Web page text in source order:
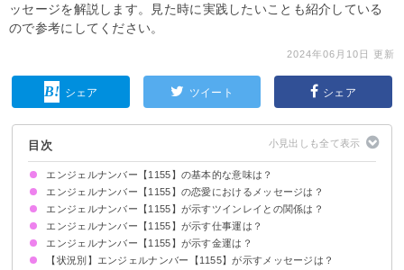
ッセージを解説します。見た時に実践したいことも紹介している
ので参考にしてください。
2024年06月10日 更新
シェア ツイート シェア
目次
エンジェルナンバー【1155】の基本的な意味は？
人生が好転します
エンジェルナンバー【1155】の恋愛におけるメッセージは？
片思いしている時
復縁したい時
恋人との関係について
結婚を考えている場合
別れ・離婚したい時
エンジェルナンバー【1155】が示すツインレイとの関係は？
2人の関係は順調に進みます
サイレント期間の場合
エンジェルナンバー【1155】が示す仕事運は？
エンジェルナンバー【1155】が示す金運は？
宝くじについて
【状況別】エンジェルナンバー【1155】が示すメッセージは？